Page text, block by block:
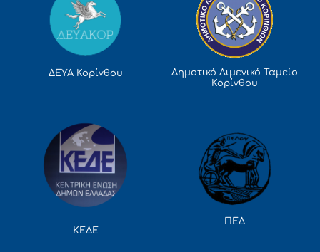
ΔΕΥΑ Κορίνθου
Δημοτικό Λιμενικό Ταμείο
Κορίνθου
ΚΕΔΕ
ΠΕΔ